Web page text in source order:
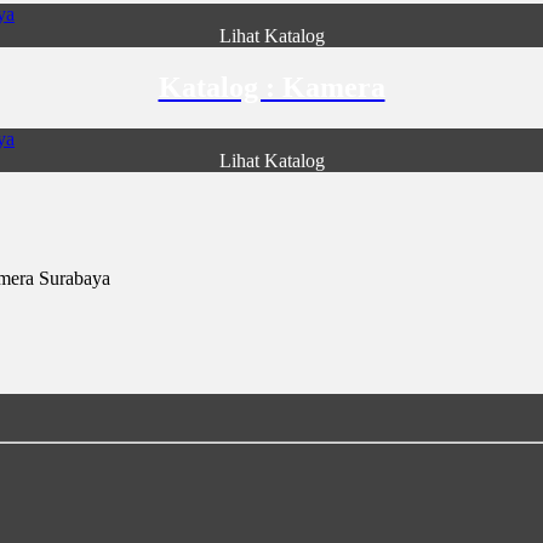
Lihat Katalog
Lihat Katalog
Surabaya